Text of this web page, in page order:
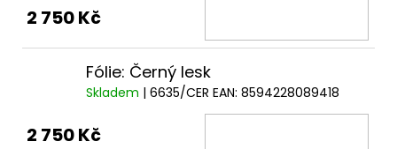
2 750 Kč
Fólie: Černý lesk
Skladem | 6635/CER EAN: 8594228089418
2 750 Kč